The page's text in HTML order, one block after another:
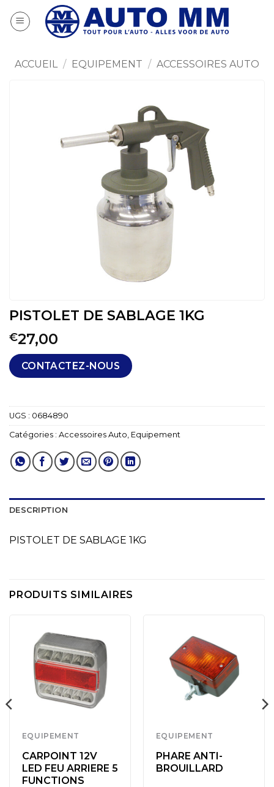
au
ACCUEIL / EQUIPEMENT / ACCESSOIRES AUTO
PISTOLET DE SABLAGE 1KG
€27,00
CONTACTEZ-NOUS
UGS : 0684890
Catégories : Accessoires Auto Equipement
DESCRIPTION
PISTOLET DE SABLAGE 1KG
PRODUITS SIMILAIRES
EQUIPEMENT
CARPOINT 12V
LED FEU ARRIERE 5
FUNCTIONS
EQUIPEMENT
PHARE ANTI-
BROUILLARD